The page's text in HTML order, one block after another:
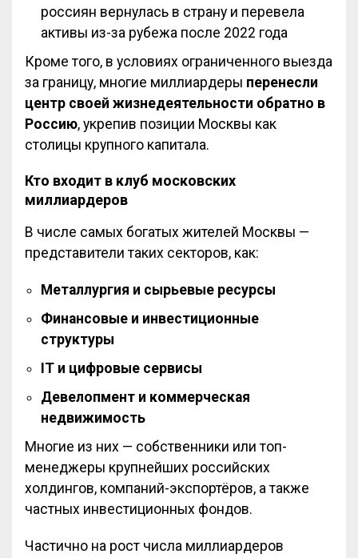
россиян вернулась в страну и перевела
активы из-за рубежа после 2022 года
Кроме того, в условиях ограниченного выезда
за границу, многие миллиардеры перенесли
центр своей жизнедеятельности обратно в
Россию, укрепив позиции Москвы как
столицы крупного капитала.
Кто входит в клуб московских
миллиардеров
В числе самых богатых жителей Москвы —
представители таких секторов, как:
Металлургия и сырьевые ресурсы
Финансовые и инвестиционные
структуры
IT и цифровые сервисы
Девелопмент и коммерческая
недвижимость
Многие из них — собственники или топ-
менеджеры крупнейших российских
холдингов, компаний-экспортёров, а также
частных инвестиционных фондов.
Частично на рост числа миллиардеров